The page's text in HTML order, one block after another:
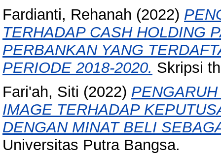
Fardianti, Rehanah (2022)
TERHADAP CASH HOLDING
PERBANKAN YANG
PERIODE 2018-2020. Skripsi
Fari'ah, Siti (2022)
IMAGE TERHADAP
DENGAN MINAT BELI
Universitas Putra Bangsa.